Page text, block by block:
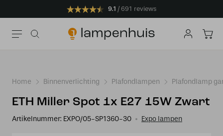
9.1 691 reviews
Home Binnenverlichting Plafondlampen Plafondlamp
ETH Miller Spot 1x E27 15W Zwart
Artikelnummer: EXPO/05-SP1360-30 Expo lampen